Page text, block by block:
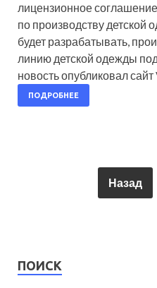
лицензионное
по производству детской
будет разрабатывать,
линию детской одежды
новость опубликовал
ПОДРОБНЕЕ
Назад
ПОИСК